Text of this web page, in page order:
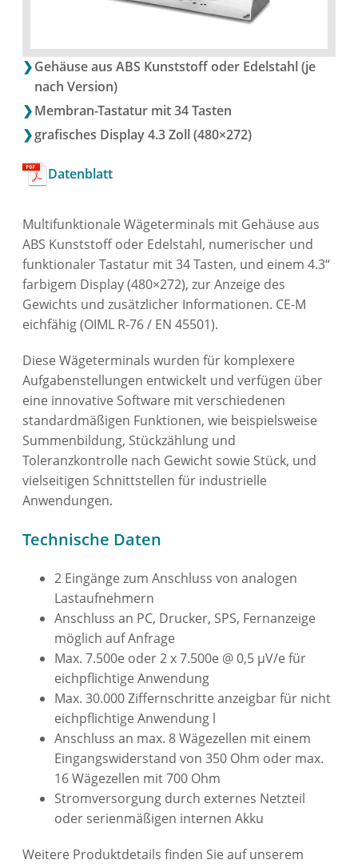
Gehäuse aus ABS Kunststoff oder Edelstahl (je
nach Version)
Membran-Tastatur mit 34 Tasten
grafisches Display 4.3 Zoll (480×272)
Datenblatt
Multifunktionale Wägeterminals mit Gehäuse aus
ABS Kunststoff oder Edelstahl, numerischer und
funktionaler Tastatur mit 34 Tasten, und einem 4.3“
farbigem Display (480×272), zur Anzeige des
Gewichts und zusätzlicher Informationen. CE-M
eichfähig (OIML R-76 / EN 45501).
Diese Wägeterminals wurden für komplexere
Aufgabenstellungen entwickelt und verfügen über
eine innovative Software mit verschiedenen
standardmäßigen Funktionen, wie beispielsweise
Summenbildung, Stückzählung und
Toleranzkontrolle nach Gewicht sowie Stück, und
vielseitigen Schnittstellen für industrielle
Anwendungen.
Technische Daten
2 Eingänge zum Anschluss von analogen
Lastaufnehmern
Anschluss an PC, Drucker, SPS, Fernanzeige
möglich auf Anfrage
Max. 7.500e oder 2 x 7.500e @ 0,5 μV/e für
eichpflichtige Anwendung
Max. 30.000 Ziffernschritte anzeigbar für nicht
eichpflichtige Anwendung l
Anschluss an max. 8 Wägezellen mit einem
Eingangswiderstand von 350 Ohm oder max.
16 Wägezellen mit 700 Ohm
Stromversorgung durch externes Netzteil
oder serienmäßigen internen Akku
Weitere Produktdetails finden Sie auf unserem